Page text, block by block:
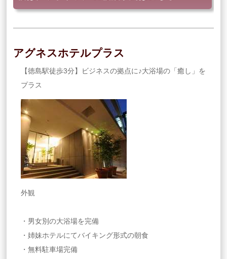
アグネスホテルプラス
【徳島駅徒歩3分】ビジネスの拠点に♪大浴場の「癒し」を
プラス
外観
・男女別の大浴場を完備
・姉妹ホテルにてバイキング形式の朝食
・無料駐車場完備